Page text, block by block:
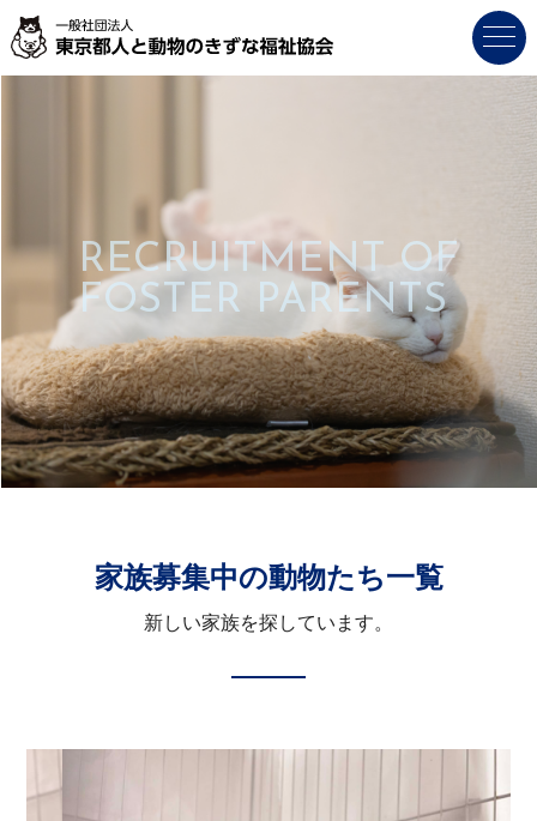
RECRUITMENT OF
FOSTER PARENTS
家族募集中の動物たち一覧
新しい家族を探しています。